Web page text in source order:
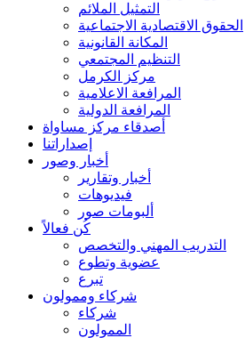
التمثيل الملائم
الحقوق الاقتصادية الاجتماعية
المكانة القانونية
التنظيم المجتمعي
مركز الكرمل
المرافعة الاعلامية
المرافعة الدولية
أصدقاء مركز مساواة
إصداراتنا
أخبار وصور
أخبار وتقارير
فيديوهات
ألبومات صور
كُن فعالاً
التدريب المهني والتخصص
عضوية وتطوع
تبرع
شركاء وممولون
شركاء
الممولون